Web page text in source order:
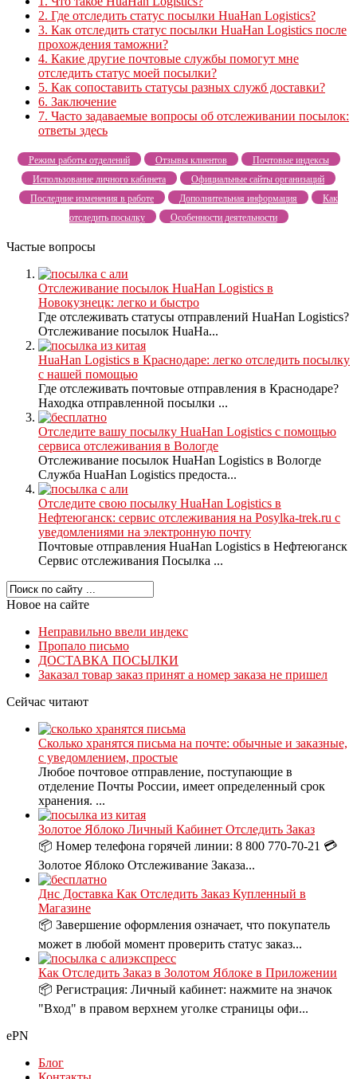
2. Где отследить статус посылки HuaHan Logistics?
3. Как отследить статус посылки HuaHan Logistics после
прохождения таможни?
4. Какие другие почтовые службы помогут мне
отследить статус моей посылки?
5. Как сопоставить статусы разных служб доставки?
6. Заключение
7. Часто задаваемые вопросы об отслеживании посылок:
ответы здесь
Режим работы отделений Отзывы клиентов
Почтовые индексы
Использование личного кабинета
Официальные сайты организаций
Последние изменения в работе
Дополнительная информация
Как
отследить посылку
Особенности деятельности
Частые вопросы
Отслеживание посылок HuaHan Logistics в
Новокузнецк: легко и быстро
Где отслеживать статусы отправлений HuaHan Logistics?
Отслеживание посылок HuaHa...
HuaHan Logistics в Краснодаре: легко отследить посылку
с нашей помощью
Где отслеживать почтовые отправления в Краснодаре?
Находка отправленной посылки ...
Отследите вашу посылку HuaHan Logistics с помощью
сервиса отслеживания в Вологде
Отслеживание посылок HuaHan Logistics в Вологде
Служба HuaHan Logistics предоста...
Отследите свою посылку HuaHan Logistics в
Нефтеюганск: сервис отслеживания на Posylka-trek.ru с
уведомлениями на электронную почту
Почтовые отправления HuaHan Logistics в Нефтеюганск
Сервис отслеживания Посылка ...
Новое на сайте
Неправильно ввели индекс
Пропало письмо
ДОСТАВКА ПОСЫЛКИ
Заказал товар заказ принят а номер заказа не пришел
Сейчас читают
Сколько хранятся письма на почте: обычные и заказные,
с уведомлением, простые
Любое почтовое отправление, поступающие в
отделение Почты России, имеет определенный срок
хранения. ...
Золотое Яблоко Личный Кабинет Отследить Заказ
📦 Номер телефона горячей линии: 8 800 770-70-21 💳
Золотое Яблоко Отслеживание Заказа...
Днс Доставка Как Отследить Заказ Купленный в
Магазине
📦 Завершение оформления означает, что покупатель
может в любой момент проверить статус заказ...
Как Отследить Заказ в Золотом Яблоке в Приложении
📦 Регистрация: Личный кабинет: нажмите на значок
"Вход" в правом верхнем уголке страницы офи...
ePN
Блог